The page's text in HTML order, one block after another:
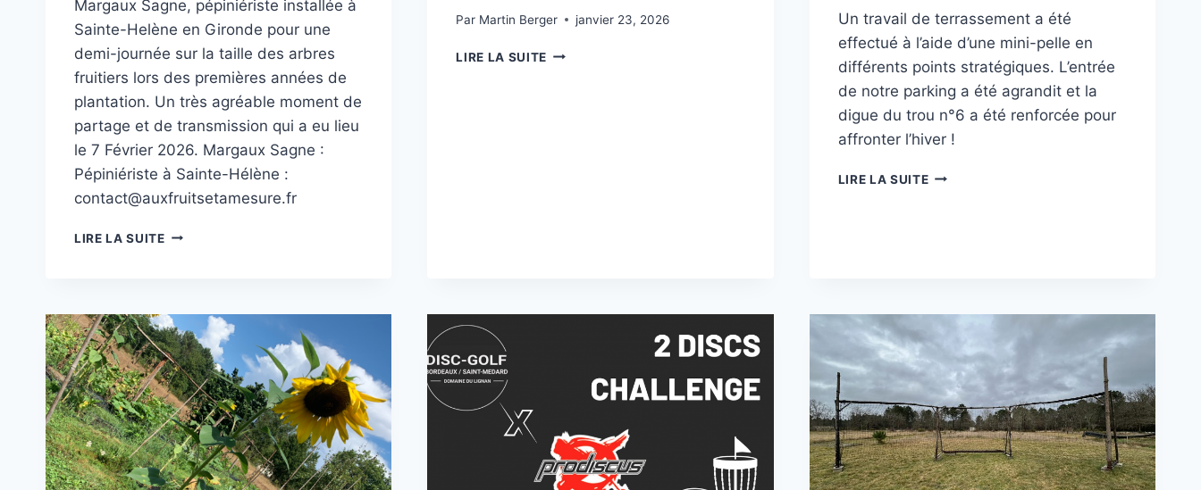
Margaux Sagne, pépiniériste installée à
Sainte-Helène en Gironde pour une
demi-journée sur la taille des arbres
fruitiers lors des premières années de
plantation. Un très agréable moment de
partage et de transmission qui a eu lieu
le 7 Février 2026. Margaux Sagne :
Pépiniériste à Sainte-Hélène :
contact@auxfruitsetamesure.fr
LIRE LA SUITEFORMATION
ARBRES
FRUITIERS
Par Martin Berger janvier 23, 2026
LIRE LA SUITE LA
DOMAINE
Un travail de terrassement a été
effectué à l’aide d’une mini-pelle en
différents points stratégiques. L’entrée
de notre parking a été agrandit et la
digue du trou n°6 a été renforcée pour
affronter l’hiver !
LIRE LA SUITELE
!